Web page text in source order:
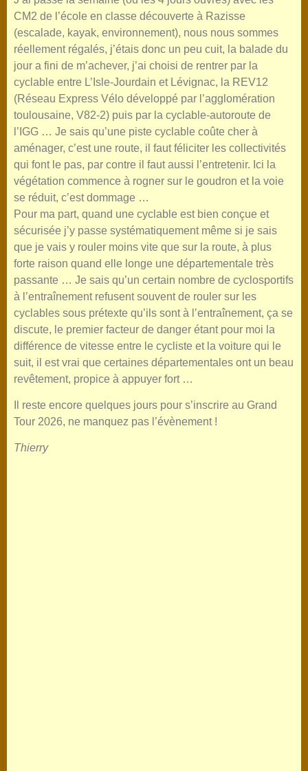
CM2 de l’école en classe découverte à Razisse
(escalade, kayak, environnement), nous nous sommes
réellement régalés, j’étais donc un peu cuit, la balade du
jour a fini de m’achever, j’ai choisi de rentrer par la
cyclable entre L’Isle-Jourdain et Lévignac, la REV12
(Réseau Express Vélo développé par l’agglomération
toulousaine, V82-2) puis par la cyclable-autoroute de
l’IGG … Je sais qu’une piste cyclable coûte cher à
aménager, c’est une route, il faut féliciter les collectivités
qui font le pas, par contre il faut aussi l’entretenir. Ici la
végétation commence à rogner sur le goudron et la voie
se réduit, c’est dommage …
Pour ma part, quand une cyclable est bien conçue et
sécurisée j’y passe systématiquement même si je sais
que je vais y rouler moins vite que sur la route, à plus
forte raison quand elle longe une départementale très
passante … Je sais qu’un certain nombre de cyclosportifs
à l’entraînement refusent souvent de rouler sur les
cyclables sous prétexte qu’ils sont à l’entraînement, ça se
discute, le premier facteur de danger étant pour moi la
différence de vitesse entre le cycliste et la voiture qui le
suit, il est vrai que certaines départementales ont un beau
revêtement, propice à appuyer fort …
Il reste encore quelques jours pour s’inscrire au Grand
Tour 2026, ne manquez pas l’évènement !
Thierry